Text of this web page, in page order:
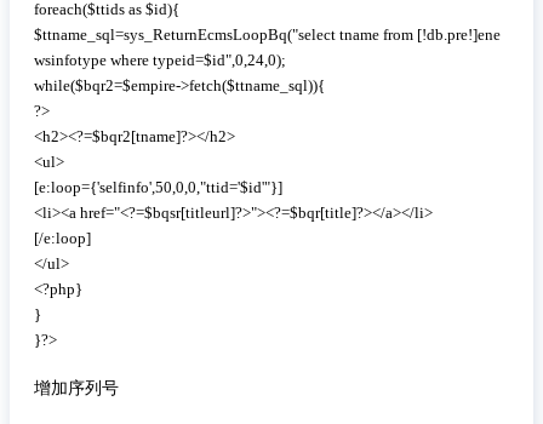
foreach($ttids as $id){
$ttname_sql=sys_ReturnEcmsLoopBq("select tname from [!db.pre!]ene
wsinfotype where typeid=$id",0,24,0);
while($bqr2=$empire->fetch($ttname_sql)){
?>
<h2><?=$bqr2[tname]?></h2>
<ul>
[e:loop={'selfinfo',50,0,0,"ttid='$id'"}]
<li><a href="<?=$bqsr[titleurl]?>"><?=$bqr[title]?></a></li>
[/e:loop]
</ul>
<?php}
}
}?>
增加序列号